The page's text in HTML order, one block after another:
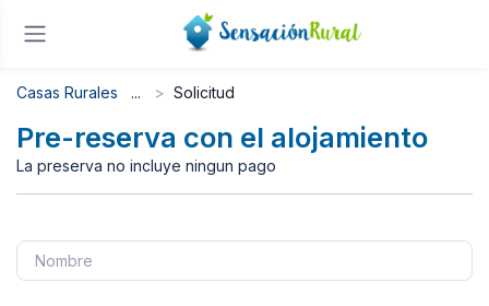
Casas Rurales Solicitud
Pre-reserva con el alojamiento
La preserva no incluye ningun pago